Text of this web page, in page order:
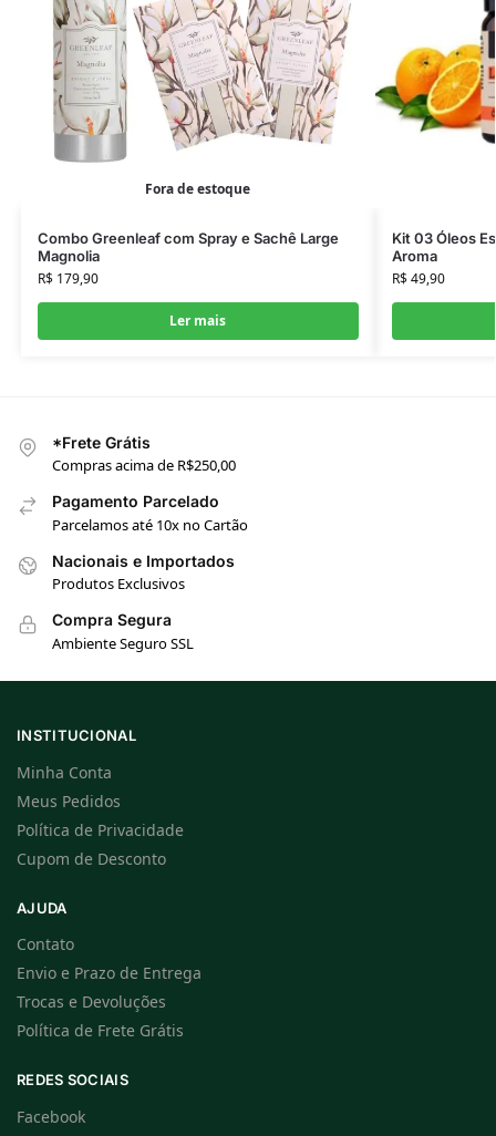
Fora de estoque
Combo Greenleaf com Spray e Sachê Large
Magnolia
R$179,90
Ler mais
Kit 03 Óleos
Aroma
R$49,90
*Frete Grátis
Compras acima de R$250,00
Pagamento Parcelado
Parcelamos até 10x no Cartão
Nacionais e Importados
Produtos Exclusivos
Compra Segura
Ambiente Seguro SSL
INSTITUCIONAL
Minha Conta
Meus Pedidos
Política de Privacidade
Cupom de Desconto
AJUDA
Contato
Envio e Prazo de Entrega
Trocas e Devoluções
Política de Frete Grátis
REDES SOCIAIS
Facebook